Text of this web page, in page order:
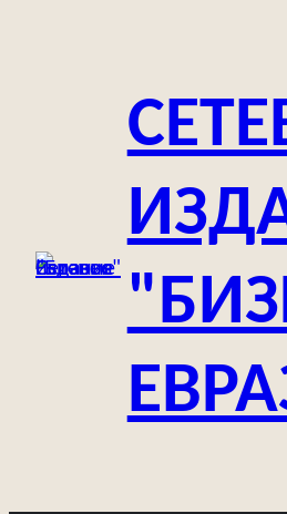
содержимому